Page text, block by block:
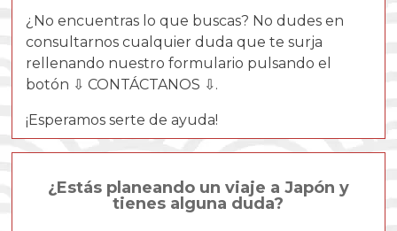
¿No encuentras lo que buscas? No dudes en
consultarnos cualquier duda que te surja
rellenando nuestro formulario pulsando el
botón ⇩ CONTÁCTANOS ⇩.
¡Esperamos serte de ayuda!
¿Estás planeando un viaje a Japón y
tienes alguna duda?